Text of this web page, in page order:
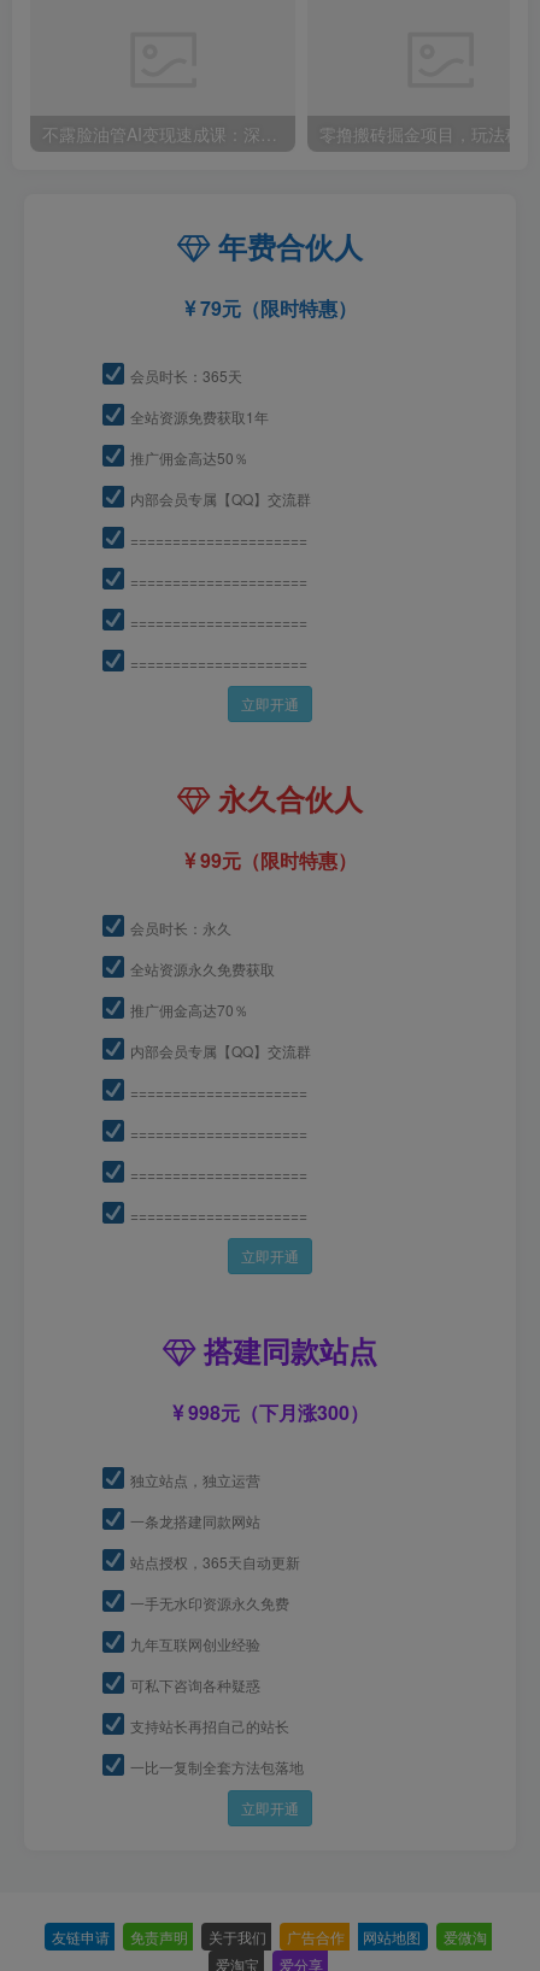
不露脸油管AI变现速成课：深挖高CPM盈利领域，零出镜打造YouTube稳定收益账号
年费合伙人
79元（限时特惠）
会员时长：365天
全站资源免费获取1年
推广佣金高达50％
内部会员专属【QQ】交流群
=====================
=====================
=====================
=====================
立即开通
永久合伙人
99元（限时特惠）
会员时长：永久
全站资源永久免费获取
推广佣金高达70％
内部会员专属【QQ】交流群
=====================
=====================
=====================
=====================
立即开通
搭建同款站点
998元（下月涨300）
独立站点，独立运营
一条龙搭建同款网站
站点授权，365天自动更新
一手无水印资源永久免费
九年互联网创业经验
可私下咨询各种疑惑
支持站长再招自己的站长
一比一复制全套方法包落地
立即开通
友链申请 免责声明 关于我们 广告合作 网站地图 爱微淘
爱淘宝
爱分享